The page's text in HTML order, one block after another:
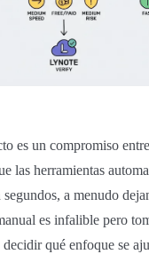
es un compromiso entre
las herramientas
a menudo
es infalible pero
qué enfoque se